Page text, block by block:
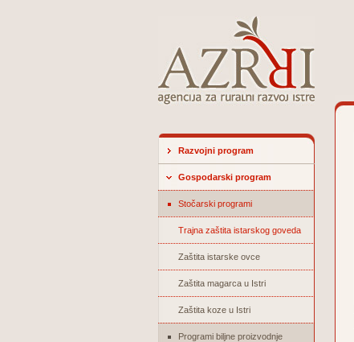
Razvojni program
Gospodarski program
Stočarski programi
Trajna zaštita istarskog goveda
Zaštita istarske ovce
Zaštita magarca u Istri
Zaštita koze u Istri
Programi biljne proizvodnje